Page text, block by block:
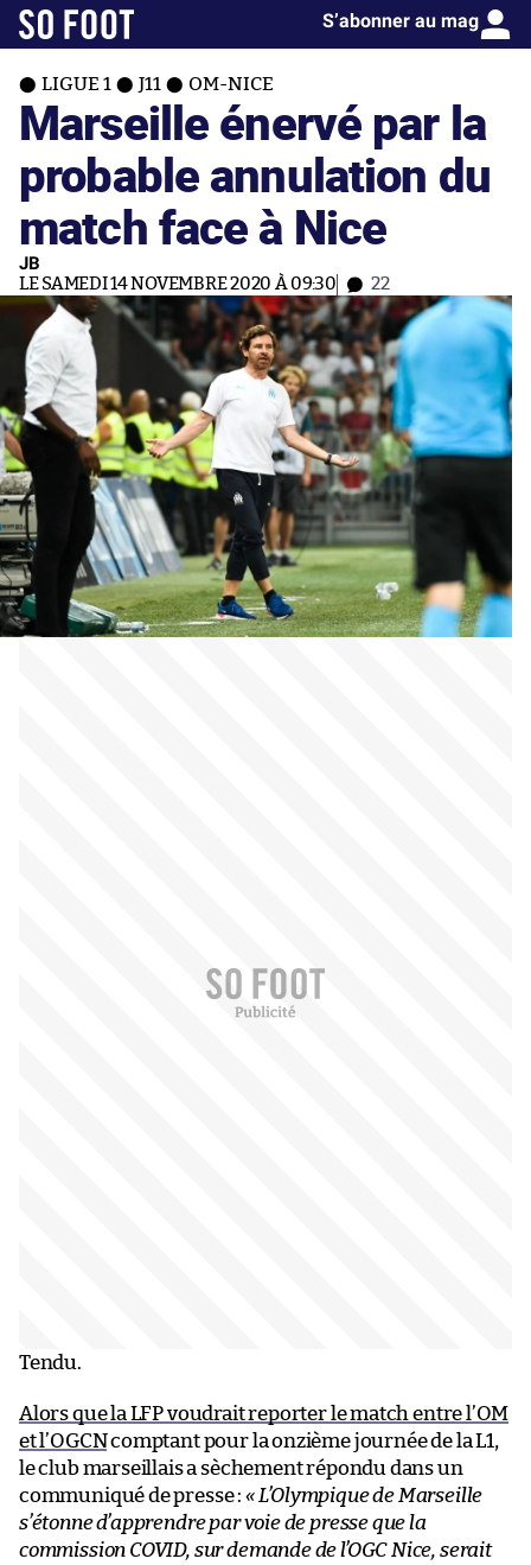
S’abonner au mag
LIGUE 1 J11 OM-NICE
Marseille énervé par la
probable annulation du
match face à Nice
JB
LE SAMEDI 14 NOVEMBRE 2020 À 09:30 22
Tendu.
Alors que la LFP voudrait reporter le match entre l’OM
et l’OGCNcomptant pour la onzième journée de la L1,
le club marseillais a sèchement répondu dans un
communiqué de presse : « L’Olympique de Marseille
s’étonne d’apprendre par voie de presse que la
commission COVID, sur demande de l’OGC Nice, serait